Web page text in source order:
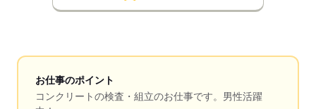
お仕事のポイント
コンクリートの検査・組立のお仕事です。男性活躍